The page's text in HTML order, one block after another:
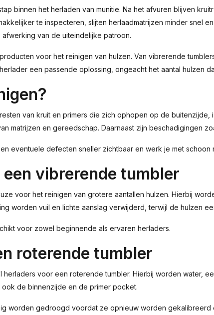
binnen het herladen van munitie. Na het afvuren blijven
te inspecteren, slijten herlaadmatrijzen minder snel
van de uiteindelijke patroon.
voor het reinigen van hulzen. Van vibrerende
een passende oplossing, ongeacht het aantal hulzen
van kruit en primers die zich ophopen op de
matrijzen en gereedschap. Daarnaast zijn beschadigingen
eventuele defecten sneller zichtbaar en werk je met
vibrerende tumbler
voor het reinigen van grotere aantallen hulzen. Hierbij
worden vuil en lichte aanslag verwijderd, terwijl de hulzen
voor zowel beginnende als ervaren herladers.
roterende tumbler
voor een roterende tumbler. Hierbij worden water,
de binnenzijde en de primer pocket.
worden gedroogd voordat ze opnieuw worden gekalibreerd